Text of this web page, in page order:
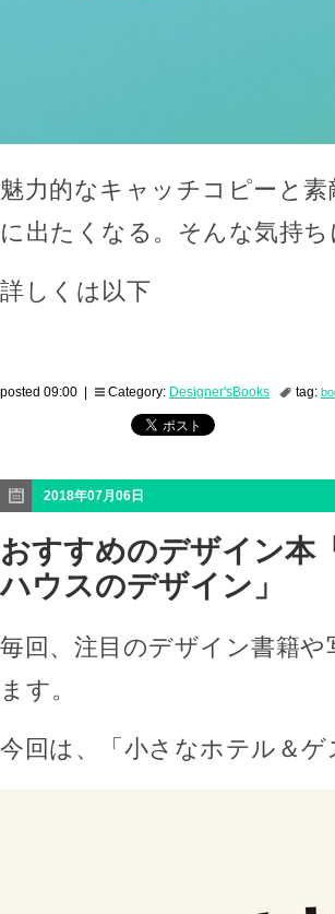
魅力的なキャッチコピーと
に出たくなる。そんな気持
詳しくは以下
posted 09:00 | Category: Designer'sBooks tag:
2018年07月06日
おすすめのデザイン本
ハウスのデザイン」
毎回、注目のデザイン書籍
ます。
今回は、「小さなホテル＆